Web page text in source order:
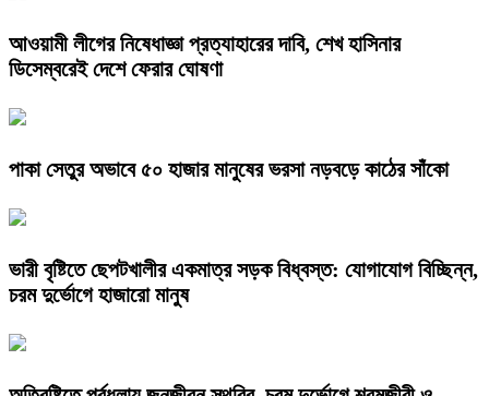
আওয়ামী লীগের নিষেধাজ্ঞা প্রত্যাহারের দাবি, শেখ হাসিনার
ডিসেম্বরেই দেশে ফেরার ঘোষণা
পাকা সেতুর অভাবে ৫০ হাজার মানুষের ভরসা নড়বড়ে কাঠের সাঁকো
ভারী বৃষ্টিতে ছেপটখালীর একমাত্র সড়ক বিধ্বস্ত: যোগাযোগ বিচ্ছিন্ন,
চরম দুর্ভোগে হাজারো মানুষ